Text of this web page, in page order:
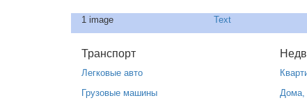
1 image Text
Транспорт
Легковые авто
Грузовые машины
Дома,